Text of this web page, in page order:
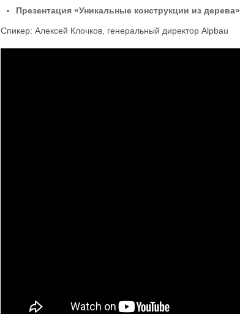
Презентация «Уникальные конструкции из дерева»
Спикер: Алексей Клочков, генеральный директор Alpbau